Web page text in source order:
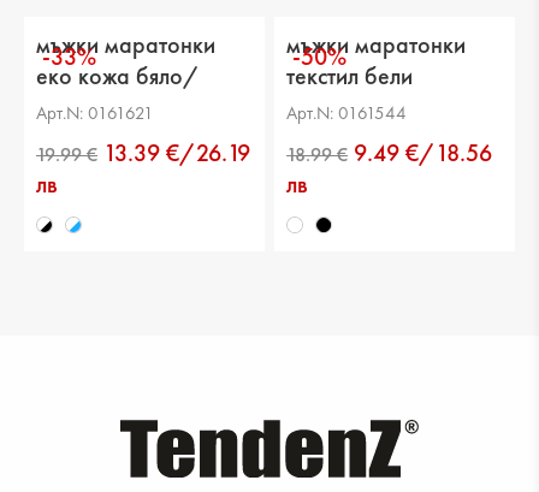
-33%
мъжки маратонки
еко кожа бяло/
черни
Арт.N: 0161621
13.39 €/26.19
лв
-50%
мъжки маратонки
текстил бели
Арт.N: 0161544
9.49 €/18.56
лв